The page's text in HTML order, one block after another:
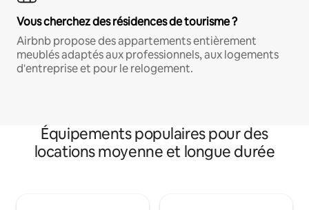
Vous cherchez des résidences de tourisme ?
Airbnb propose des appartements entièrement
meublés adaptés aux professionnels, aux logements
d'entreprise et pour le relogement.
Équipements populaires pour des
locations moyenne et longue durée